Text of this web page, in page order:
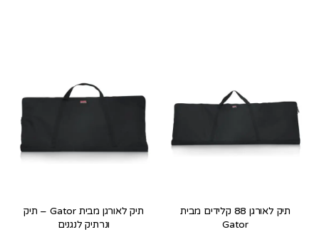
תיק לאורגן 88 קלידים מבית
Gator
תיק לאורגן מבית Gator – תיק
ונרתיק לנגנים